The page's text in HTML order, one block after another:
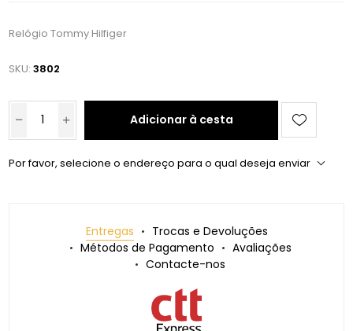
Relógio Tommy Hilfiger
SKU: 3802
Adicionar à cesta
Por favor, selecione o endereço para o qual deseja enviar
Entregas
Trocas e Devoluções
Métodos de Pagamento
Avaliações
Contacte-nos